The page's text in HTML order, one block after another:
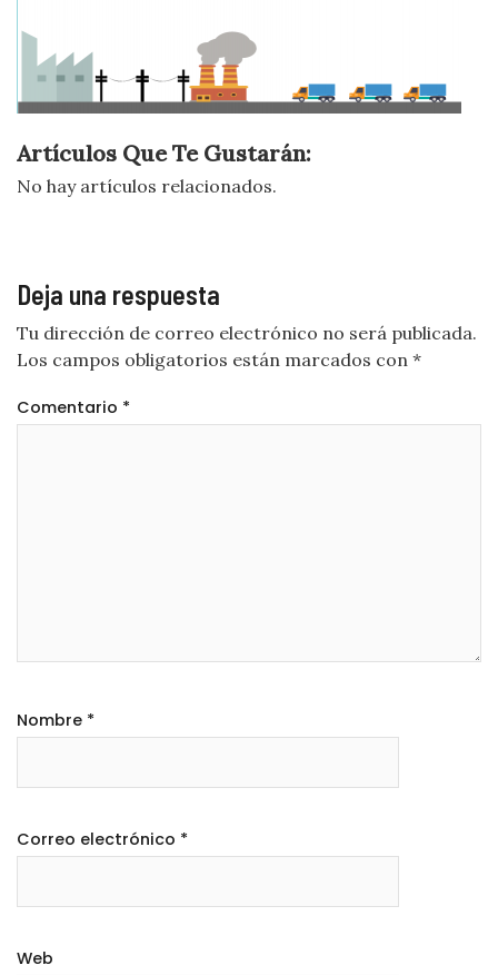
Artículos Que Te Gustarán:
No hay artículos relacionados.
Deja una respuesta
Tu dirección de correo electrónico no será publicada.
Los campos obligatorios están marcados con *
Comentario *
Nombre *
Correo electrónico *
Web